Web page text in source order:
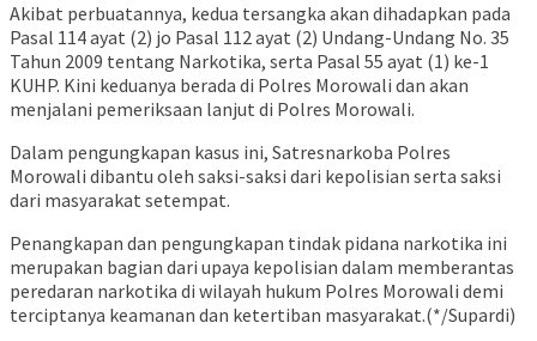
Akibat perbuatannya, kedua tersangka akan dihadapkan pada
Pasal 114 ayat (2) jo Pasal 112 ayat (2) Undang-Undang No. 35
Tahun 2009 tentang Narkotika, serta Pasal 55 ayat (1) ke-1
KUHP. Kini keduanya berada di Polres Morowali dan akan
menjalani pemeriksaan lanjut di Polres Morowali.
Dalam pengungkapan kasus ini, Satresnarkoba Polres
Morowali dibantu oleh saksi-saksi dari kepolisian serta saksi
dari masyarakat setempat.
Penangkapan dan pengungkapan tindak pidana narkotika ini
merupakan bagian dari upaya kepolisian dalam memberantas
peredaran narkotika di wilayah hukum Polres Morowali demi
terciptanya keamanan dan ketertiban masyarakat.(*/Supardi)